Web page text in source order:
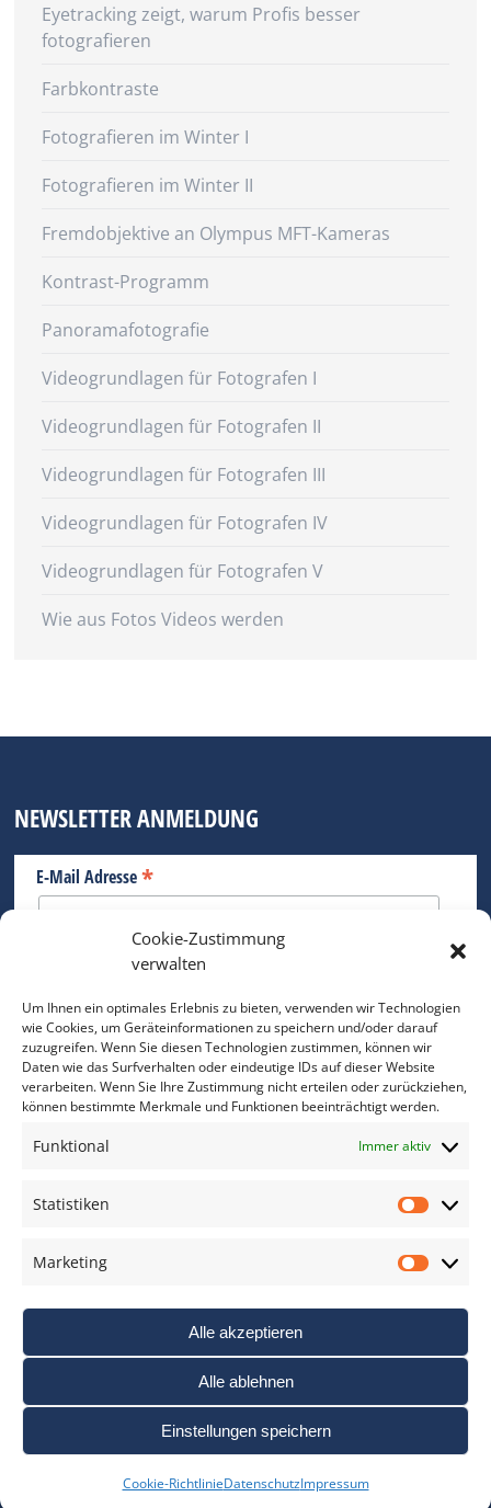
Cookie-Zustimmung
verwalten
Um Ihnen ein optimales Erlebnis zu bieten, verwenden wir Technologien
wie Cookies, um Geräteinformationen zu speichern und/oder darauf
zuzugreifen. Wenn Sie diesen Technologien zustimmen, können wir
Daten wie das Surfverhalten oder eindeutige IDs auf dieser Website
verarbeiten. Wenn Sie Ihre Zustimmung nicht erteilen oder zurückziehen,
können bestimmte Merkmale und Funktionen beeinträchtigt werden.
Funktional Immer aktiv
Statistiken
Marketing
Alle akzeptieren
Alle ablehnen
Einstellungen speichern
Cookie-RichtlinieDatenschutzImpressum
Eyetracking zeigt, warum Profis besser
fotografieren
Farbkontraste
Fotografieren im Winter I
Fotografieren im Winter II
Fremdobjektive an Olympus MFT-Kameras
Kontrast-Programm
Panoramafotografie
Videogrundlagen für Fotografen I
Videogrundlagen für Fotografen II
Videogrundlagen für Fotografen III
Videogrundlagen für Fotografen IV
Videogrundlagen für Fotografen V
Wie aus Fotos Videos werden
NEWSLETTER ANMELDUNG
E-Mail Adresse*
Bitte geben Sie Ihre E-Mail Adresse ein.
*
Haftungsausschluss
Cookie-Richtlinie (EU)